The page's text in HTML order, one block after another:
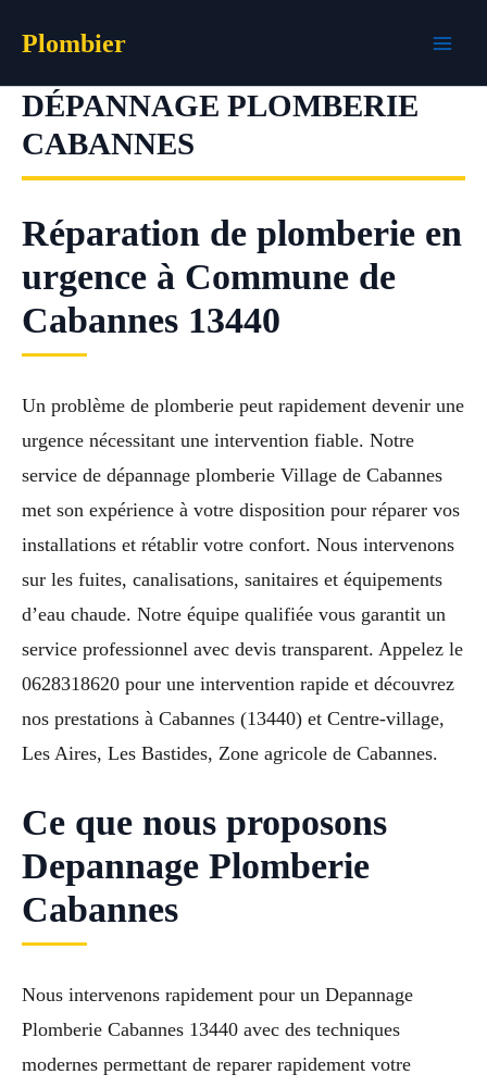
Plombier
DÉPANNAGE PLOMBERIE
CABANNES
Réparation de plomberie en
urgence à Commune de
Cabannes 13440
Un problème de plomberie peut rapidement devenir une
urgence nécessitant une intervention fiable. Notre
service de dépannage plomberie Village de Cabannes
met son expérience à votre disposition pour réparer vos
installations et rétablir votre confort. Nous intervenons
sur les fuites, canalisations, sanitaires et équipements
d’eau chaude. Notre équipe qualifiée vous garantit un
service professionnel avec devis transparent. Appelez le
0628318620 pour une intervention rapide et découvrez
nos prestations à Cabannes (13440) et Centre-village,
Les Aires, Les Bastides, Zone agricole de Cabannes.
Ce que nous proposons
Depannage Plomberie
Cabannes
Nous intervenons rapidement pour un Depannage
Plomberie Cabannes 13440 avec des techniques
modernes permettant de reparer rapidement votre